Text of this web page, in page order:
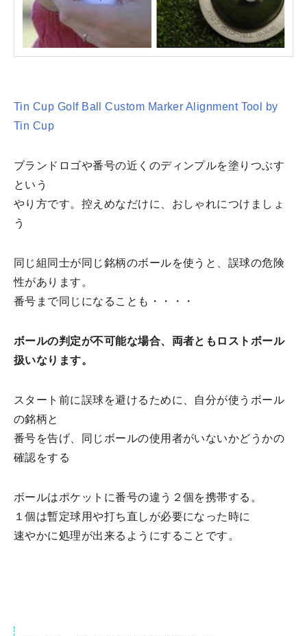
Tin Cup Golf Ball Custom Marker Alignment Tool by
Tin Cup
ブランドロゴや番号の近くのディンプルを塗りつぶす
という
やり方です。控えめなだけに、おしゃれにつけましょ
う
同じ組同士が同じ銘柄のボールを使うと、誤球の危険
性があります。
番号まで同じになることも・・・・
ボールの判定が不可能な場合、両者ともロストボール
扱いなります。
スタート前に誤球を避けるために、自分が使うボール
の銘柄と
番号を告げ、同じボールの使用者がいないかどうかの
確認をする
ボールはポケットに番号の違う２個を携帯する。
１個は暫定球用や打ち直しが必要になった時に
速やかに処理が出来るようにすることです。